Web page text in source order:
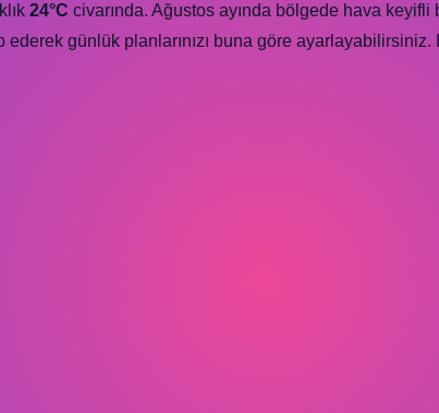
24°C civarında. Ağustos ayında bölgede hava
günlük planlarınızı buna göre